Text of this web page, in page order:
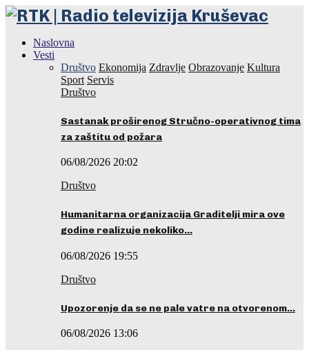
Naslovna
Vesti
Društvo Ekonomija Zdravlje Obrazovanje Kultura
Sport Servis
Društvo
Sastanak proširenog Stručno-operativnog tima
za zaštitu od požara
06/08/2026 20:02
Društvo
Humanitarna organizacija Graditelji mira ove
godine realizuje nekoliko…
06/08/2026 19:55
Društvo
Upozorenje da se ne pale vatre na otvorenom…
06/08/2026 13:06